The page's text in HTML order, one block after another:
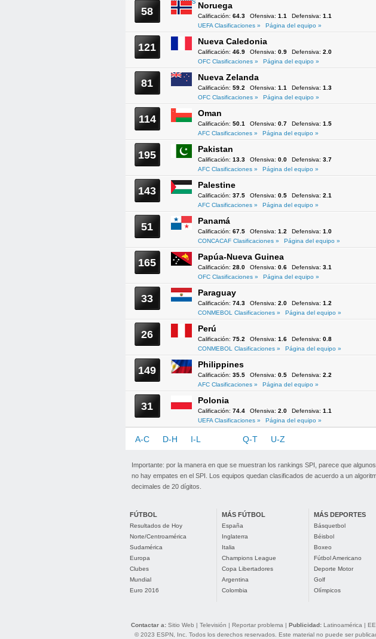
58 Noruega
Calificación: 64.3 Ofensiva: 1.1 Defensiva: 1.1
UEFA Clasificaciones »
Página del equipo »
121 Nueva Caledonia
Calificación: 46.9 Ofensiva: 0.9 Defensiva: 2.0
OFC Clasificaciones »
Página del equipo »
81 Nueva Zelanda
Calificación: 59.2 Ofensiva: 1.1 Defensiva: 1.3
OFC Clasificaciones »
Página del equipo »
114 Oman
Calificación: 50.1 Ofensiva: 0.7 Defensiva: 1.5
AFC Clasificaciones »
Página del equipo »
195 Pakistan
Calificación: 13.3 Ofensiva: 0.0 Defensiva: 3.7
AFC Clasificaciones »
Página del equipo »
143 Palestine
Calificación: 37.5 Ofensiva: 0.5 Defensiva: 2.1
AFC Clasificaciones »
Página del equipo »
51 Panamá
Calificación: 67.5 Ofensiva: 1.2 Defensiva: 1.0
CONCACAF Clasificaciones »
Página del equipo »
165 Papúa-Nueva Guinea
Calificación: 28.0 Ofensiva: 0.6 Defensiva: 3.1
OFC Clasificaciones »
Página del equipo »
33 Paraguay
Calificación: 74.3 Ofensiva: 2.0 Defensiva: 1.2
CONMEBOL Clasificaciones »
Página del equipo »
26 Perú
Calificación: 75.2 Ofensiva: 1.6 Defensiva: 0.8
CONMEBOL Clasificaciones »
Página del equipo »
149 Philippines
Calificación: 35.5 Ofensiva: 0.5 Defensiva: 2.2
AFC Clasificaciones »
Página del equipo »
31 Polonia
Calificación: 74.4 Ofensiva: 2.0 Defensiva: 1.1
UEFA Clasificaciones »
Página del equipo »
A-C D-H I-L Q-T U-Z
Importante: por la manera en que se muestran los rankings SPI, parece que
no hay empates en el SPI. Los equipos quedan clasificados de acuerdo a un
decimales de 20 dígitos.
FÚTBOL
Resultados de Hoy
Norte/Centroamérica
Sudamérica
Europa
Clubes
Mundial
Euro 2016
MÁS FÚTBOL
España
Inglaterra
Italia
Champions League
Copa Libertadores
Argentina
Colombia
MÁS DEPORTES
Básquetbol
Béisbol
Boxeo
Fútbol Americano
Deporte Motor
Golf
Olímpicos
Contactar a: Sitio Web | Televisión | Reportar problema | Publicidad: Latinoamérica |
© 2023 ESPN, Inc. Todos los derechos reservados. Este material no puede ser